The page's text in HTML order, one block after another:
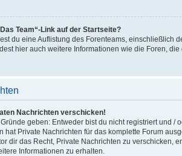
Team“-Link auf der Startseite?
du eine Auflistung des Forenteams, einschließlich
hier auch weitere Informationen wie die Foren,
Nachrichten verschicken!
geben: Entweder bist du nicht registriert und /
hat Private Nachrichten für das komplette Forum
dir das Recht, Private Nachrichten zu verschicken,
Informationen zu erhalten.